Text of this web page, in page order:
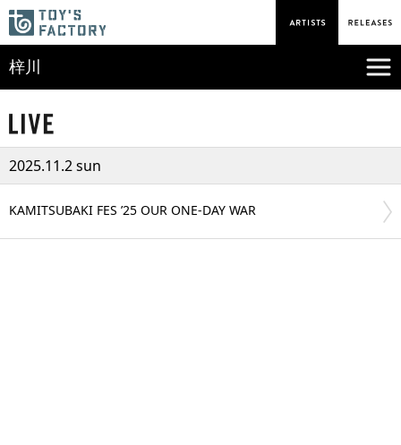
梓川
2025.11.2 sun
KAMITSUBAKI FES ’25 OUR ONE-DAY WAR